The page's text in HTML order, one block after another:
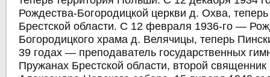
Рождества-Богородицкой церкви д. Охва,
Брестской области. С 12 февраля 1936-го —
Богородицкого храма д. Велячицы, теперь
39 годах — преподаватель государственных
Пружанах Брестской области, второй священник